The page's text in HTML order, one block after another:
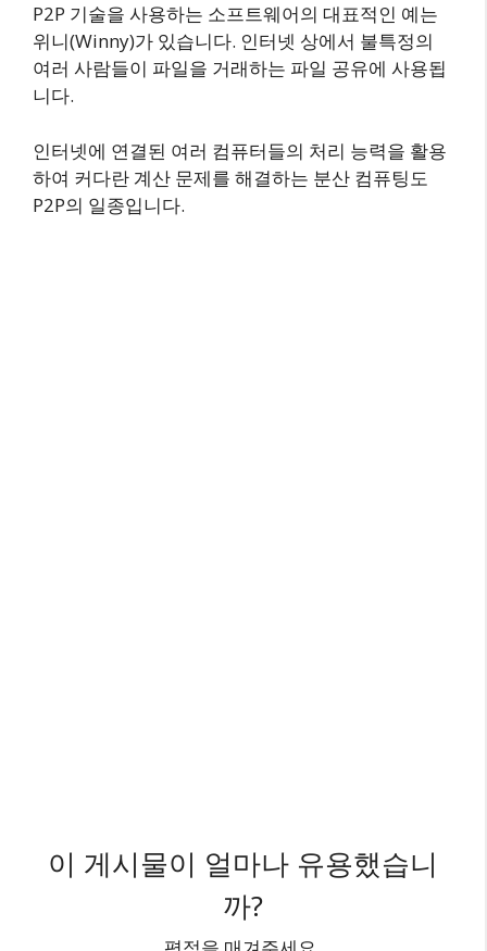
P2P 기술을 사용하는 소프트웨어의 대표적인 예는
위니(Winny)가 있습니다. 인터넷 상에서 불특정의
여러 사람들이 파일을 거래하는 파일 공유에 사용됩
니다.
인터넷에 연결된 여러 컴퓨터들의 처리 능력을 활용
하여 커다란 계산 문제를 해결하는 분산 컴퓨팅도
P2P의 일종입니다.
이 게시물이 얼마나 유용했습니
까?